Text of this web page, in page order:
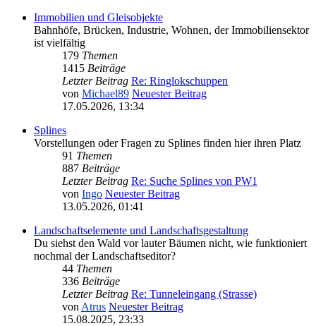
Immobilien und Gleisobjekte
Bahnhöfe, Brücken, Industrie, Wohnen, der Immobiliensektor
ist vielfältig
179 Themen
1415 Beiträge
Letzter Beitrag Re: Ringlokschuppen
von Michael89 Neuester Beitrag
17.05.2026, 13:34
Splines
Vorstellungen oder Fragen zu Splines finden hier ihren Platz
91 Themen
887 Beiträge
Letzter Beitrag Re: Suche Splines von PW1
von Ingo Neuester Beitrag
13.05.2026, 01:41
Landschaftselemente und Landschaftsgestaltung
Du siehst den Wald vor lauter Bäumen nicht, wie funktioniert
nochmal der Landschaftseditor?
44 Themen
336 Beiträge
Letzter Beitrag Re: Tunneleingang (Strasse)
von Atrus Neuester Beitrag
15.08.2025, 23:33